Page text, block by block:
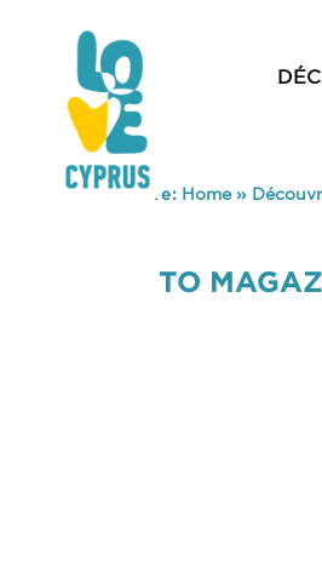
You are here: Home»
TO